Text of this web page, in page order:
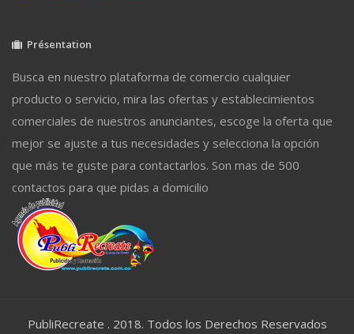
Présentation
Busca en nuestro plataforma de comercio cualquier
producto o servicio, mira las ofertas y establecimientos
comerciales de nuestros anunciantes, escoge la oferta que
mejor se ajuste a tus necesidades y selecciona la opción
que más te guste para contactarlos. Son mas de 500
contactos para que pidas a domicilio
PubliRecreate . 2018. Todos los Derechos Reservados